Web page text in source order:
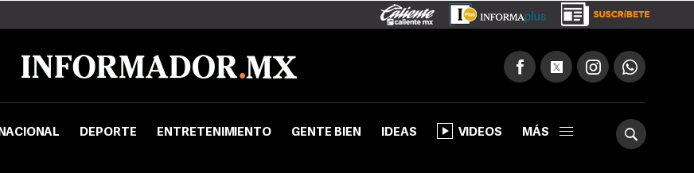
DEPORTE ENTRETENIMIENTO GENTE BIEN IDEAS VIDEOS MÁS